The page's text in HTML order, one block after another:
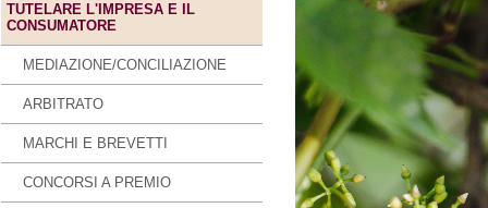
TUTELARE L'IMPRESA E IL
CONSUMATORE
MEDIAZIONE/CONCILIAZIONE
ARBITRATO
MARCHI E BREVETTI
CONCORSI A PREMIO